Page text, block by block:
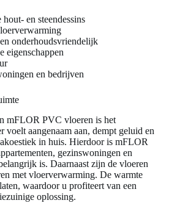
en steendessins
onderhoudsvriendelijk
eigenschappen
en bedrijven
mFLOR PVC vloeren is het
aangenaam aan, dempt geluid en
in huis. Hierdoor is mFLOR
gezinswoningen en
is. Daarnaast zijn de vloeren
met vloerverwarming. De warmte
waardoor u profiteert van een
oplossing.